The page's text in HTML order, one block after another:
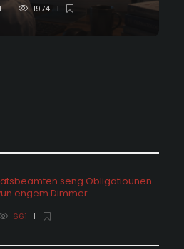
1974
seng Obligatiounen
engem Dimmer
661